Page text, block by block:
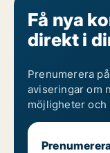
Få nya
direkt i
Prenumerera
aviseringar om
möjligheter och